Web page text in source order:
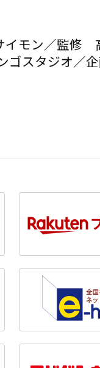
イモン／監修
スタジオ／